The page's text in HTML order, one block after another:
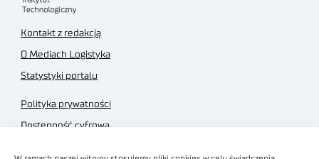
Kontakt z redakcją
O Mediach Logistyka
Statystyki portalu
Polityka prywatności
Dostępność cyfrowa